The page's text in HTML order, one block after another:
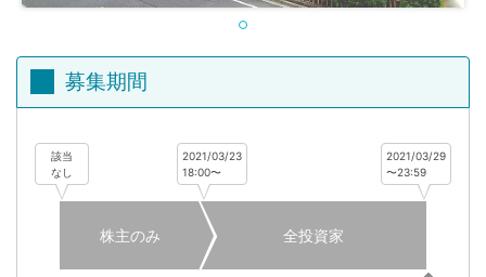
OwnersBook
募集期間
該当
なし
2021/03/23
18:00〜
2021/03/29
〜23:59
株主のみ 全投資家